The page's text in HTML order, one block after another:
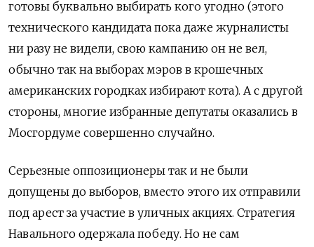
готовы буквально выбирать кого угодно (этого
технического кандидата пока даже журналисты
ни разу не видели, свою кампанию он не вел,
обычно так на выборах мэров в крошечных
американских городках избирают кота). А с другой
стороны, многие избранные депутаты оказались в
Мосгордуме совершенно случайно.
Серьезные оппозиционеры так и не были
допущены до выборов, вместо этого их отправили
под арест за участие в уличных акциях. Стратегия
Навального одержала победу. Но не сам